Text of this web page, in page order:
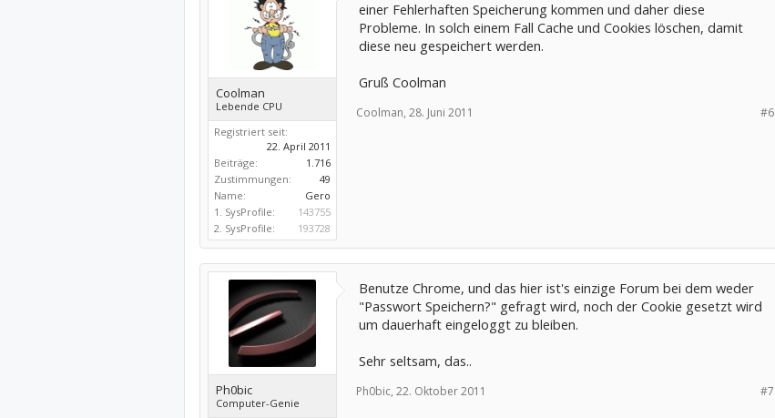
Coolman
Lebende CPU
Registriert seit:
22. April 2011
Beiträge:
1.716
Zustimmungen:
49
Name:
Gero
1. SysProfile:
143755
2. SysProfile:
193728
einer Fehlerhaften Speicherung kommen und daher diese
Probleme. In solch einem Fall Cache und Cookies löschen, damit
diese neu gespeichert werden.
Gruß Coolman
#6
Coolman, 28. Juni 2011
Ph0bic
Computer-Genie
Benutze Chrome, und das hier ist's einzige Forum bei dem weder
"Passwort Speichern?" gefragt wird, noch der Cookie gesetzt wird
um dauerhaft eingeloggt zu bleiben.
Sehr seltsam, das..
#7
Ph0bic, 22. Oktober 2011